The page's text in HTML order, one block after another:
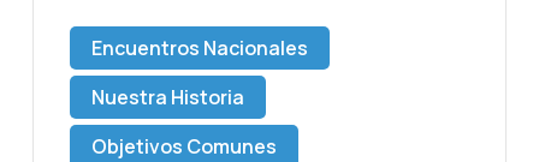
Encuentros Nacionales
Nuestra Historia
Objetivos Comunes